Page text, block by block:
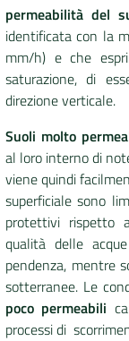
permeabilità del
identificata con la
mm/h) e che
saturazione, di
direzione verticale.
Suoli molto
al loro interno di
vienequindi
superficiale sono
protettivi rispetto
qualità delle
pendenza, mentre
sotterranee. Le
poco permeabili
processi di